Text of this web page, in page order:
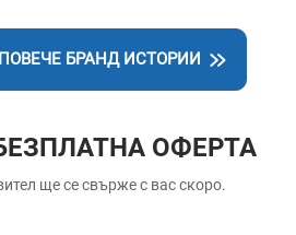
БРАНД ИСТОРИИ
ОФЕРТА
ще се свърже с вас скоро.